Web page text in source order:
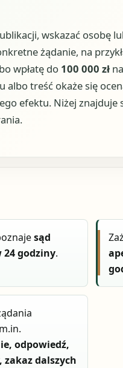
wskazać osobę
żądanie, na
wpłatę do 100 000 złna
treść okaże się
efektu. Niżej znajduje
sąd
24 godziny.
odpowiedź,
zakaz dalszych